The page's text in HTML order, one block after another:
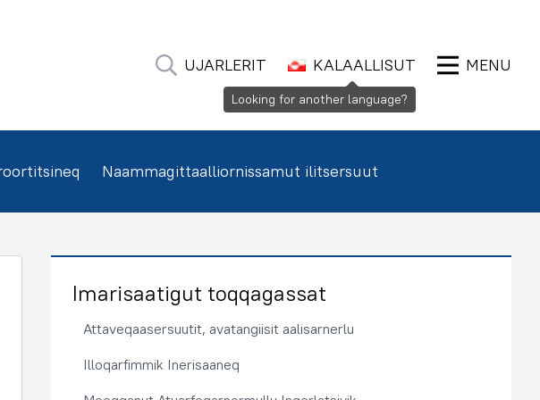
UJARLERIT KALAALLISUT MENU
Naammagittaalliornissamut ilitsersuut
Imarisaatigut toqqagassat
Attaveqaasersuutit, avatangiisit aalisarnerlu
Illoqarfimmik Inerisaaneq
Looking for another language?